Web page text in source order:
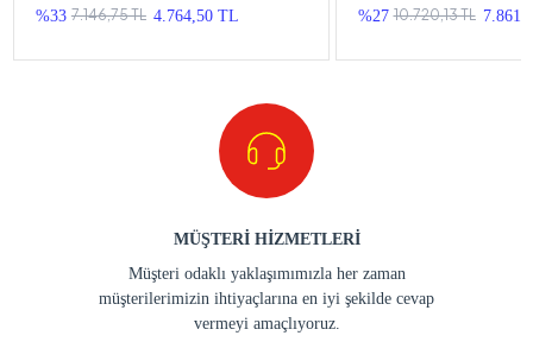
%33 7.146,75 TL 4.764,50 TL %27 10.720,13 TL
MÜŞTERİ HİZMETLERİ
Müşteri odaklı yaklaşımımızla her zaman
müşterilerimizin ihtiyaçlarına en iyi şekilde cevap
vermeyi amaçlıyoruz.